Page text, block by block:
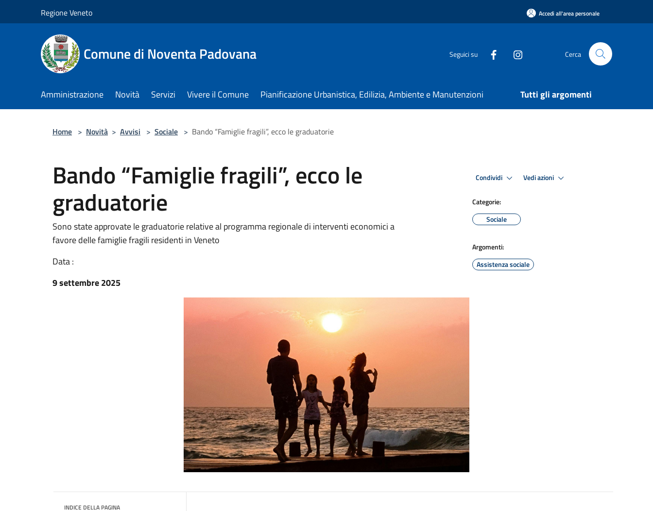
Regione Veneto Accedi all'area personale
Comune di Noventa Padovana Seguici su Cerca
Amministrazione Novità Servizi Vivere il Comune Pianificazione Urbanistica, Edilizia, Ambiente e Manutenzioni Tutti gli argomenti
Home > Novità > Avvisi > Sociale > Bando “Famiglie fragili”, ecco le graduatorie
Bando “Famiglie fragili”, ecco le
graduatorie
Sono state approvate le graduatorie relative al programma regionale di interventi economici a
favore delle famiglie fragili residenti in Veneto
Data :
9 settembre 2025
Condividi Vedi azioni
Categorie:
Sociale
Argomenti:
Assistenza sociale
INDICE DELLA PAGINA